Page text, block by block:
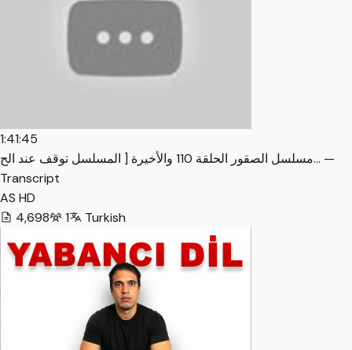
1:41:45
مسلسل الصقور الحلقة 110 والأخيرة [ المسلسل توقف عند الح… —
Transcript
AS HD
4,698
1 Turkish